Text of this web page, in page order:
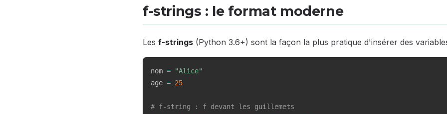
f-strings : le format moderne
Les f-strings (Python 3.6+) sont la façon la plus pratique d'insérer des
nom =
"Alice"
age = 25
# f-string : f devant les guillemets